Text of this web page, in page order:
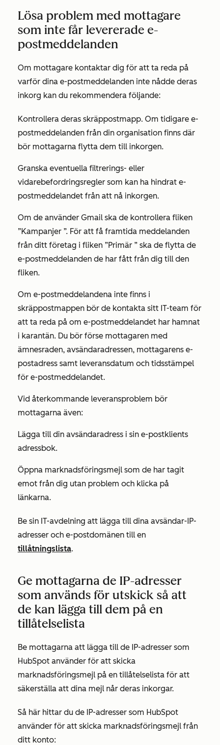
Lösa problem med mottagare
som inte får levererade e-
postmeddelanden
Om mottagare kontaktar dig för att ta reda på
varför dina e-postmeddelanden inte nådde deras
inkorg kan du rekommendera följande:
Kontrollera deras skräppostmapp. Om tidigare e-
postmeddelanden från din organisation finns där
bör mottagarna flytta dem till inkorgen.
Granska eventuella filtrerings- eller
vidarebefordringsregler som kan ha hindrat e-
postmeddelandet från att nå inkorgen.
Om de använder Gmail ska de kontrollera fliken
”Kampanjer ”. För att få framtida meddelanden
från ditt företag i fliken ”Primär ” ska de flytta de
e-postmeddelanden de har fått från dig till den
fliken.
Om e-postmeddelandena inte finns i
skräppostmappen bör de kontakta sitt IT-team för
att ta reda på om e-postmeddelandet har hamnat
i karantän. Du bör förse mottagaren med
ämnesraden, avsändaradressen, mottagarens e-
postadress samt leveransdatum och tidsstämpel
för e-postmeddelandet.
Vid återkommande leveransproblem bör
mottagarna även:
Lägga till din avsändaradress i sin e-postklients
adressbok.
Öppna marknadsföringsmejl som de har tagit
emot från dig utan problem och klicka på
länkarna.
Be sin IT-avdelning att lägga till dina avsändar-IP-
adresser och e-postdomänen till en
tillåtningslista.
Ge mottagarna de IP-adresser
som används för utskick så att
de kan lägga till dem på en
tillåtelselista
Be mottagarna att lägga till de IP-adresser som
HubSpot använder för att skicka
marknadsföringsmejl på en tillåtelselista för att
säkerställa att dina mejl når deras inkorgar.
Så här hittar du de IP-adresser som HubSpot
använder för att skicka marknadsföringsmejl från
ditt konto: